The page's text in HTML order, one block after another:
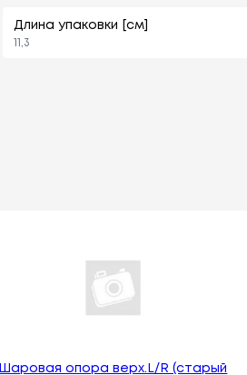
Длина упаковки [см]
11,3
Шаровая опора верх.L/R (старый